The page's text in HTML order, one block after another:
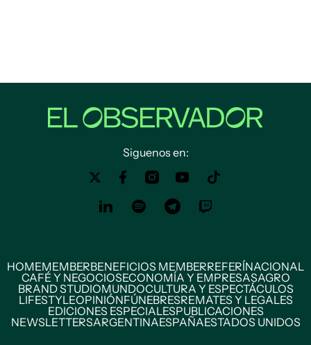
Siguenos en:
HOMEMEMBERBENEFICIOS MEMBERREFERÍNACIONAL
CAFÉ Y NEGOCIOSECONOMÍA Y EMPRESASAGRO
BRAND STUDIOMUNDOCULTURA Y ESPECTÁCULOS
LIFESTYLEOPINIÓNFÚNEBRESREMATES Y LEGALES
EDICIONES ESPECIALESPUBLICACIONES
NEWSLETTERSARGENTINAESPAÑAESTADOS UNIDOS